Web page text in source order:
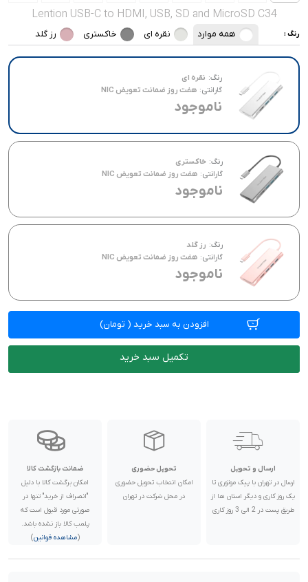
Lention USB-C to HDMI, USB, SD and MicroSD C34
رنگ : همه موارد نقره ای خاکستری رز گلد
رنگ: نقره ای
گارانتی: هفت روز ضمانت تعویض NIC
ناموجود
رنگ: خاکستری
گارانتی: هفت روز ضمانت تعویض NIC
ناموجود
رنگ: رز گلد
گارانتی: هفت روز ضمانت تعویض NIC
ناموجود
افزودن به سبد خرید ( تومان)
تکمیل سبد خرید
ارسال و تحویل
ارسال در تهران با پیک موتوری تا
یک روز کاری و دیگر استان ها از
طریق پست در 2 الی 3 روز کاری
تحویل حضوری
امکان انتخاب تحویل حضوری
در محل شرکت در تهران
ضمانت بازگشت کالا
امکان برگشت کالا با دلیل
"انصراف از خرید" تنها در
صورتی مورد قبول است که
پلمب کالا باز نشده باشد.
(مشاهده قوانین)